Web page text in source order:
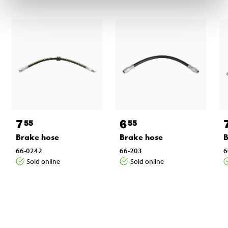
755
Brake hose
66-0242
Sold online
655
Brake hose
66-203
Sold online